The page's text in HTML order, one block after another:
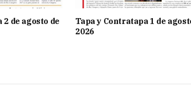
2 de agosto de
Tapa y Contratapa 1 de
2026